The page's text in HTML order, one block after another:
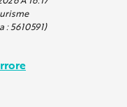
:5610591)